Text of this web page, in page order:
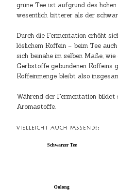
grüne Tee ist aufgrund des
wesentlich bitterer als der
Durch die Fermentation erhöht
löslichem Koffein – beim Tee
sich beinahe im selben Maße,
Gerbstoffe gebundenen Koffeins
Koffeinmenge bleibt also
Während der Fermentation
Aromastoffe.
VIELLEICHT AUCH PASSEND?:
Schwarzer Tee
Oolong